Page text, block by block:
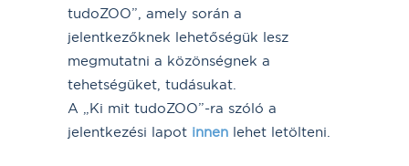
tudoZOO”, amely során a
jelentkezőknek lehetőségük lesz
megmutatni a közönségnek a
tehetségüket, tudásukat.
A „Ki mit tudoZOO”-ra szóló a
jelentkezési lapot innen lehet letölteni.